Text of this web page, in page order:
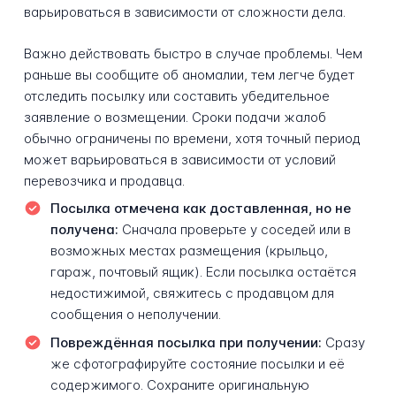
варьироваться в зависимости от сложности дела.
Важно действовать быстро в случае проблемы. Чем
раньше вы сообщите об аномалии, тем легче будет
отследить посылку или составить убедительное
заявление о возмещении. Сроки подачи жалоб
обычно ограничены по времени, хотя точный период
может варьироваться в зависимости от условий
перевозчика и продавца.
Посылка отмечена как доставленная, но не
получена: Сначала проверьте у соседей или в
возможных местах размещения (крыльцо,
гараж, почтовый ящик). Если посылка остаётся
недостижимой, свяжитесь с продавцом для
сообщения о неполучении.
Повреждённая посылка при получении: Сразу
же сфотографируйте состояние посылки и её
содержимого. Сохраните оригинальную